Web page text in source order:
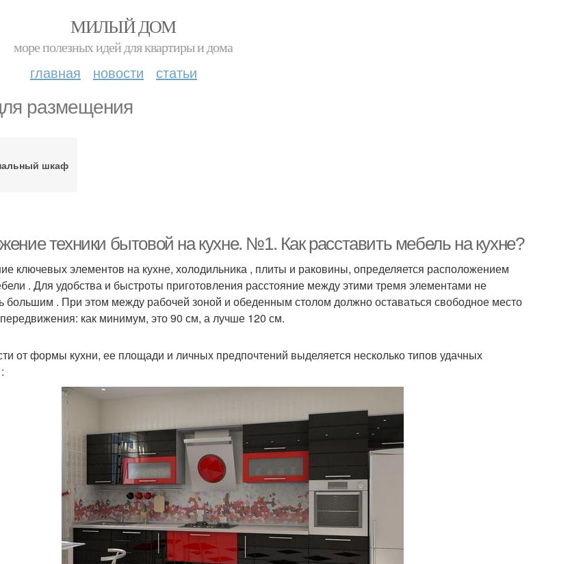
МИЛЫЙ ДОМ
море полезных идей для квартиры и дома
главная новости статьи
размещения
шкаф
техники бытовой на кухне. №1. Как расставить мебель на кухне?
ключевых элементов на кухне, холодильника , плиты и раковины, определяется расположением
. Для удобства и быстроты приготовления расстояние между этими тремя элементами не
большим . При этом между рабочей зоной и обеденным столом должно оставаться свободное место
передвижения: как минимум, это 90 см, а лучше 120 см.
от формы кухни, ее площади и личных предпочтений выделяется несколько типов удачных